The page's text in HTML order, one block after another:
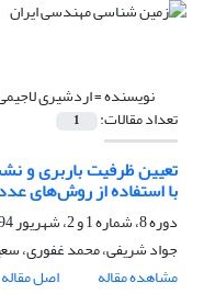
نویسنده =اردشیری
تعداد مقالات: 1
تعیین ظرفیت باربری و
با استفاده از روش‌های
دوره 8، شماره 1 و 2، شهریور 1394، صفحه
جواد شریفی، محمد غفوری،
مشاهده مقاله
اصل مقاله